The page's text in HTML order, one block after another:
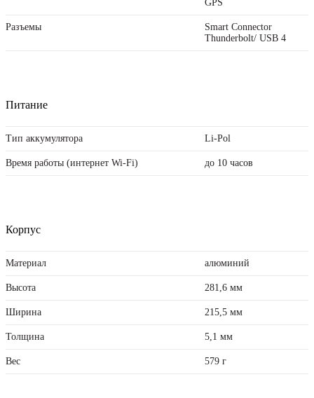
GPS
Разъемы
Smart Connector
Thunderbolt/ USB 4
Питание
Тип аккумулятора Li-Pol
Время работы (интернет Wi-Fi) до 10 часов
Корпус
Материал алюминий
Высота 281,6 мм
Ширина 215,5 мм
Толщина 5,1 мм
Вес 579 г